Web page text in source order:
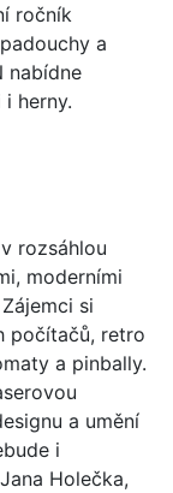
ročník
a
nabídne
herny.
rozsáhlou
moderními
si
počítačů, retro
a pinbally.
a umění
i
Holečka,